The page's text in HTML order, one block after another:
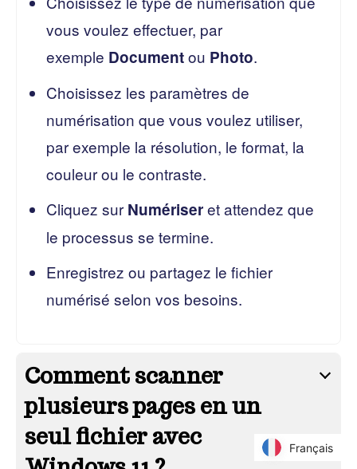
vous voulez effectuer, par
exemple Documentou Photo.
Choisissez les paramètres de
numérisation que vous voulez utiliser,
par exemple la résolution, le format, la
couleur ou le contraste.
Cliquez sur Numériseret attendez que
le processus se termine.
Enregistrez ou partagez le fichier
numérisé selon vos besoins.
Comment scanner
plusieurs pages en un
seul fichier avec
Français
Français